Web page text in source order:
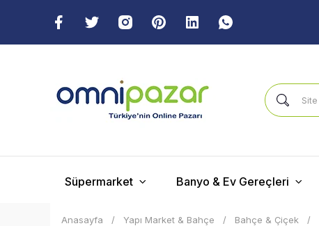
Süpermarket Banyo & Ev Gereçleri
Anasayfa Yapı Market & Bahçe Bahçe & Çiçek